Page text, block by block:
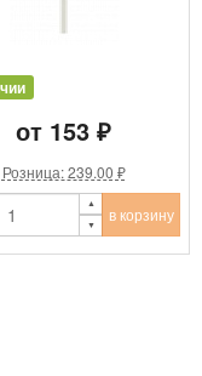
от 153 ₽
Розница: 239.00 ₽
в корзину